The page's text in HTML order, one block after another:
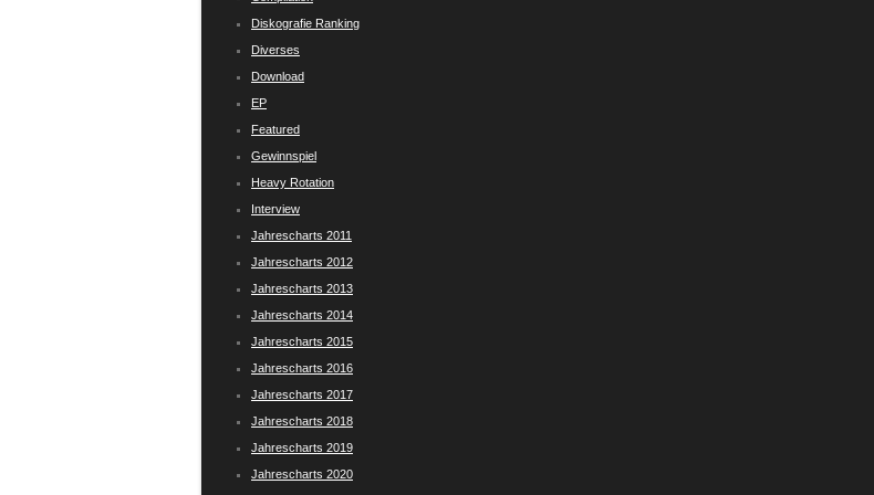
Diskografie Ranking
Diverses
Download
EP
Featured
Gewinnspiel
Heavy Rotation
Interview
Jahrescharts 2011
Jahrescharts 2012
Jahrescharts 2013
Jahrescharts 2014
Jahrescharts 2015
Jahrescharts 2016
Jahrescharts 2017
Jahrescharts 2018
Jahrescharts 2019
Jahrescharts 2020